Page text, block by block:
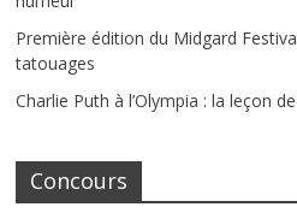
Première édition du Midgard
tatouages
Charlie Puth à l’Olympia : la leçon
Concours